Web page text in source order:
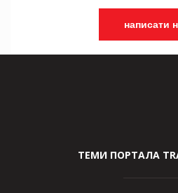
написати
ТЕМИ ПОРТАЛА